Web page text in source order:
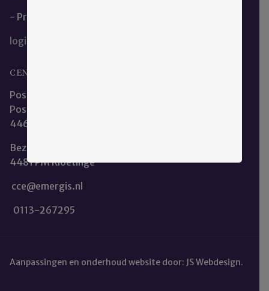
- Privacy en Cookieverklaring
login
CENTRALE CLIËNTENRAAD EMERGIS
Postadres:
Postbus 253
4460 AR Goes
Bezoekadres: Oostmolenweg 101
4481 PM Kloetinge
cce@emergis.nl
0113-267295
Aanpassingen en onderhoud website door: JS Webdesign.